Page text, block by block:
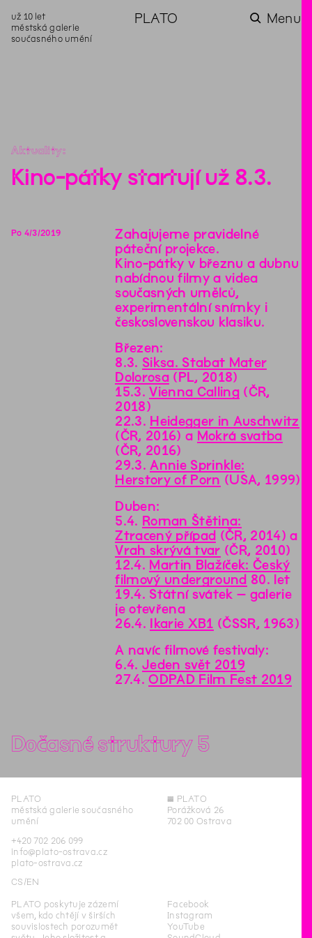
už 10 let
městská galerie
současného umění
PLATO Menu
Aktuality
Kino-pátky startují už 8.3.
Po 4/3/2019
Zahajujeme pravidelné
páteční projekce.
Kino-pátky v březnu a dubnu
nabídnou filmy a videa
současných umělců,
experimentální snímky i
československou klasiku.
Březen:
8.3. Siksa. Stabat Mater
Dolorosa (PL, 2018)
15.3.Vienna Calling (ČR,
2018)
22.3. Heidegger in Auschwitz
(ČR, 2016) a Mokrá svatba
(ČR, 2016)
29.3.Annie Sprinkle:
Herstory of Porn (USA, 1999)
Duben:
5.4. Roman Štětina:
Ztracený případ (ČR, 2014) a
Vrah skrývá tvar (ČR, 2010)
12.4. Martin Blažíček: Český
filmový underground 80. let
19.4. Státní svátek – galerie
je otevřena
26.4.
Ikarie XB1 (ČSSR, 1963)
A navíc filmové festivaly:
6.4.Jeden svět 2019
27.4.ODPAD Film Fest 2019
Dočasné struktury 5
PLATO
městská galerie současného
umění
+420 702 206 099
info@plato-ostrava.cz
plato-ostrava.cz
CS EN
◊ PLATO
Porážková 26
702 00 Ostrava
PLATO poskytuje zázemí
všem, kdo chtějí v širších
souvislostech porozumět
Facebook
Instagram
YouTube